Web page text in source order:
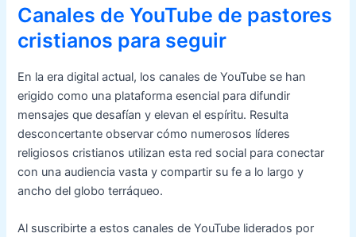
Canales de YouTube de pastores
cristianos para seguir
En la era digital actual, los canales de YouTube se han
erigido como una plataforma esencial para difundir
mensajes que desafían y elevan el espíritu. Resulta
desconcertante observar cómo numerosos líderes
religiosos cristianos utilizan esta red social para conectar
con una audiencia vasta y compartir su fe a lo largo y
ancho del globo terráqueo.
Al suscribirte a estos canales de YouTube liderados por